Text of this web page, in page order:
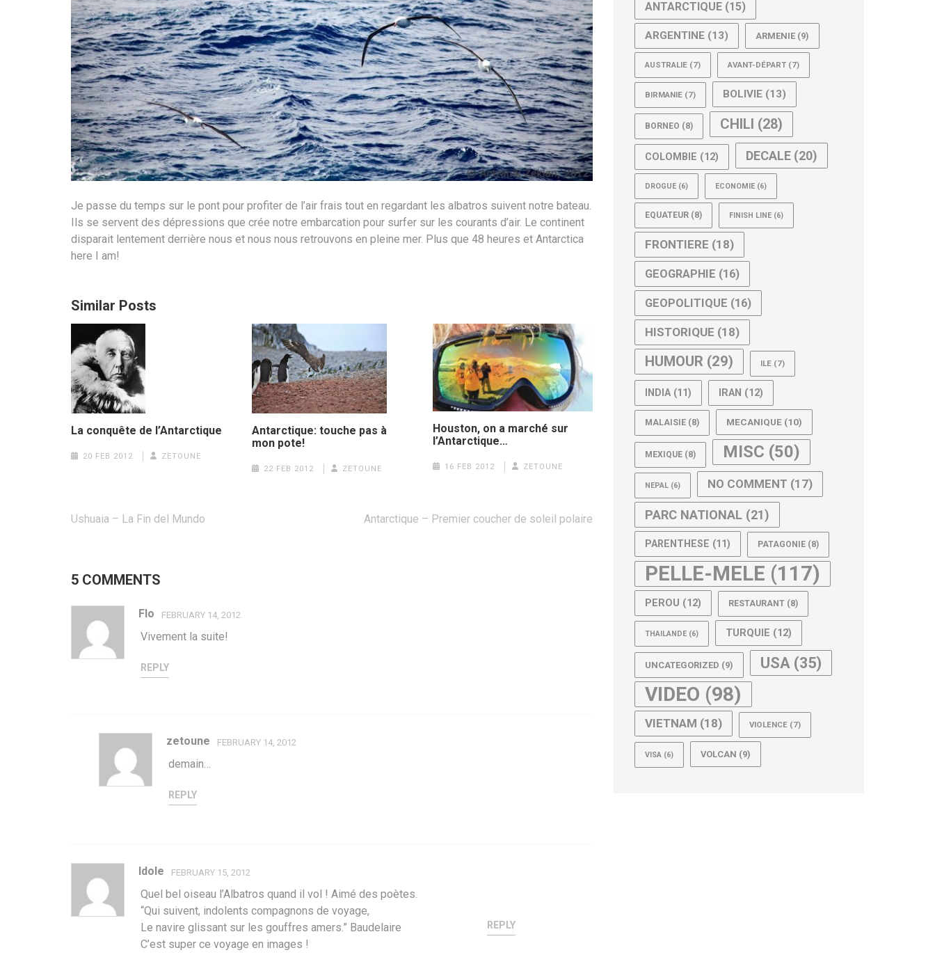
Je passe du temps sur le pont pour profiter de l’air frais tout en regardant les albatros suivent notre bateau.
Ils se servent des dépressions que crée notre embarcation pour surfer sur les courants d’air. Le continent
disparait lentement derrière nous et nous nous retrouvons en pleine mer. Plus que 48 heures et Antarctica
here I am!
Similar Posts
La conquête de l’Antarctique
20 FEB 2012 ZETOUNE
Antarctique: touche pas à
mon pote!
22 FEB 2012 ZETOUNE
Houston, on a marché sur
l’Antarctique…
16 FEB 2012 ZETOUNE
Post
Ushuaia – La Fin del Mundo Antarctique – Premier coucher de soleil polaire
5 COMMENTS
Flo FEBRUARY 14, 2012
Vivement la suite!
REPLY
zetoune FEBRUARY 14, 2012
demain…
REPLY
Idole FEBRUARY 15, 2012
Quel bel oiseau l’Albatros quand il vol ! Aimé des poètes.
“Qui suivent, indolents compagnons de voyage,
Le navire glissant sur les gouffres amers.” Baudelaire
C’est super ce voyage en images !
REPLY
ANTARCTIQUE (15)
ARGENTINE (13) ARMENIE (9)
AUSTRALIE (7) AVANT-DÉPART (7)
BIRMANIE (7) BOLIVIE (13)
BORNEO (8) CHILI (28)
COLOMBIE (12) DECALE (20)
DROGUE (6) ECONOMIE (6)
EQUATEUR (8) FINISH LINE (6)
FRONTIERE (18)
GEOGRAPHIE (16)
GEOPOLITIQUE (16)
HISTORIQUE (18)
HUMOUR (29) ILE (7)
INDIA (11) IRAN (12)
MALAISIE (8) MECANIQUE (10)
MEXIQUE (8) MISC (50)
NEPAL (6) NO COMMENT (17)
PARC NATIONAL (21)
PARENTHESE (11) PATAGONIE (8)
PELLE-MELE (117)
PEROU (12) RESTAURANT (8)
THAILANDE (6) TURQUIE (12)
UNCATEGORIZED (9) USA (35)
VIDEO (98)
VIETNAM (18) VIOLENCE (7)
VISA (6) VOLCAN (9)